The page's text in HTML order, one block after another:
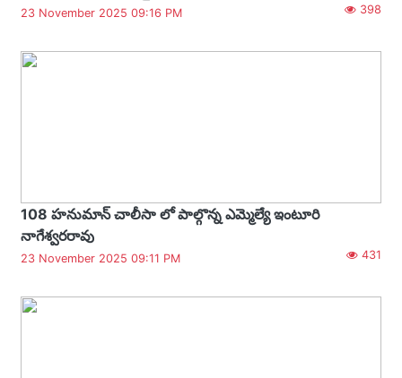
23 November 2025 09:16 PM 398
108 హనుమాన్ చాలీసా లో పాల్గొన్న ఎమ్మెల్యే ఇంటూరి
నాగేశ్వరరావు
23 November 2025 09:11 PM 431